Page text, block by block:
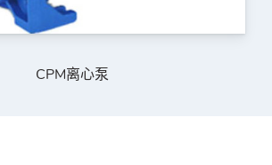
CPM离心泵